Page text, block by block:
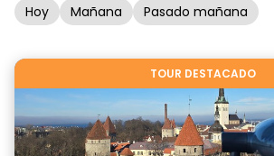
Hoy Mañana Pasado mañana
TOUR DESTACADO